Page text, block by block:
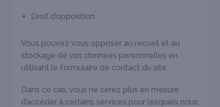
Droit d’opposition
Vous pouvez vous opposer au recueil et au
stockage de vos données personnelles en
utilisant le formulaire de contact du site.
Dans ce cas, vous ne serez plus en mesure
d’accéder à certains services pour lesquels nous